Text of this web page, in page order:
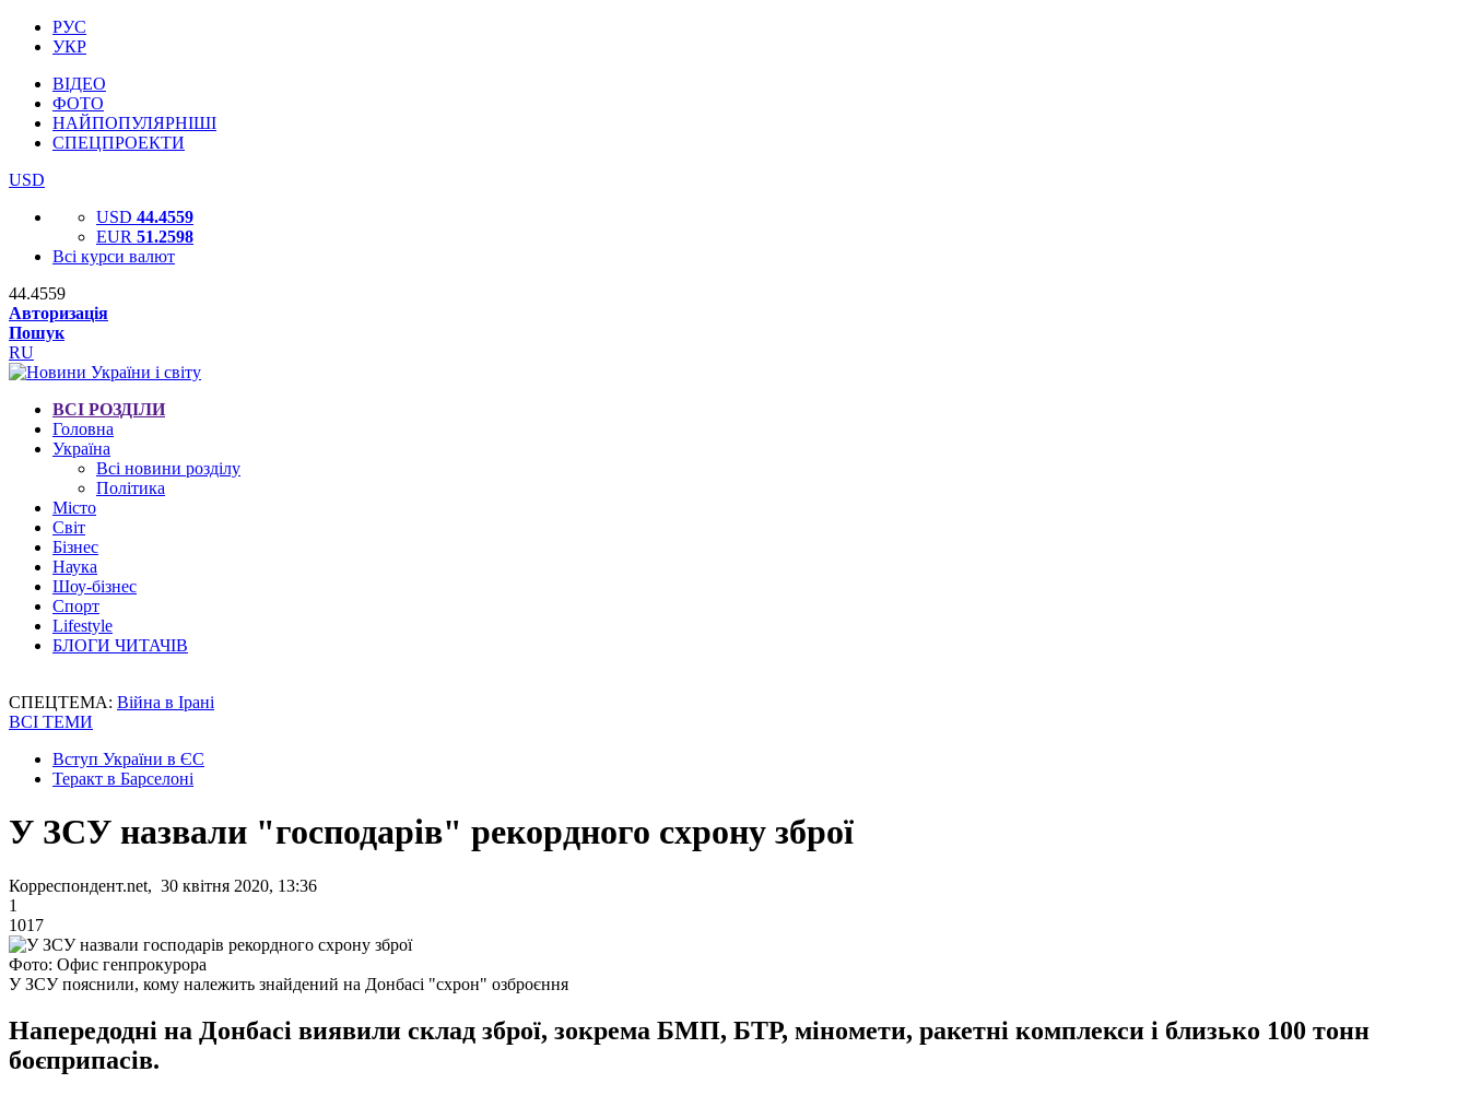
РУС
УКР
ВІДЕО
ФОТО
НАЙПОПУЛЯРНІШІ
СПЕЦПРОЕКТИ
USD
USD 44.4559
EUR 51.2598
Всі курси валют
44.4559
Авторизація
Пошук
RU
ВСІ РОЗДІЛИ
Головна
Україна
Всі новини розділу
Політика
Місто
Світ
Бізнес
Наука
Шоу-бізнес
Спорт
Lifestyle
БЛОГИ ЧИТАЧІВ
СПЕЦТЕМА: Війна в Ірані
ВСІ ТЕМИ
Вступ України в ЄС
Теракт в Барселоні
У ЗСУ назвали "господарів" рекордного схрону зброї
Корреспондент.net, 30 квітня 2020, 13:36
1
1017
Фото: Офис генпрокурора
У ЗСУ пояснили, кому належить знайдений на Донбасі "схрон" озброєння
Напередодні на Донбасі виявили склад зброї, зокрема БМП, БТР, міномети, ракетні комплекси і близько 100 тонн
боєприпасів.